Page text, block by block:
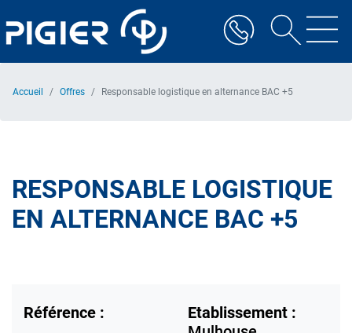
au
contenu
Accueil Offres Responsable logistique en alternance BAC +5
RESPONSABLE LOGISTIQUE
EN ALTERNANCE BAC +5
Référence :
Etablissement :